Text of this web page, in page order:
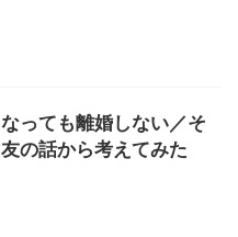
っても離婚しない／そ
の話から考えてみた